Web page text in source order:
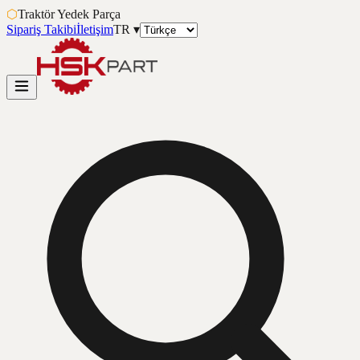
⬡Traktör Yedek Parça
Sipariş TakibiİletişimTR ▾